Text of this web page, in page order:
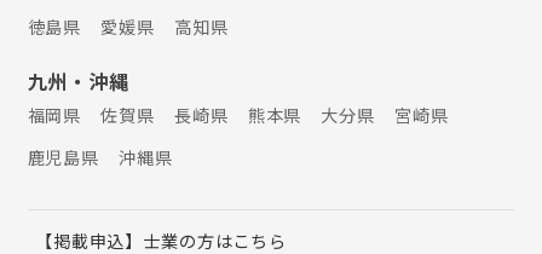
徳島県
愛媛県 高知県
九州・沖縄
福岡県 佐賀県 長崎県 熊本県 大分県
宮崎県
鹿児島県
沖縄県
【掲載申込】士業の方はこちら